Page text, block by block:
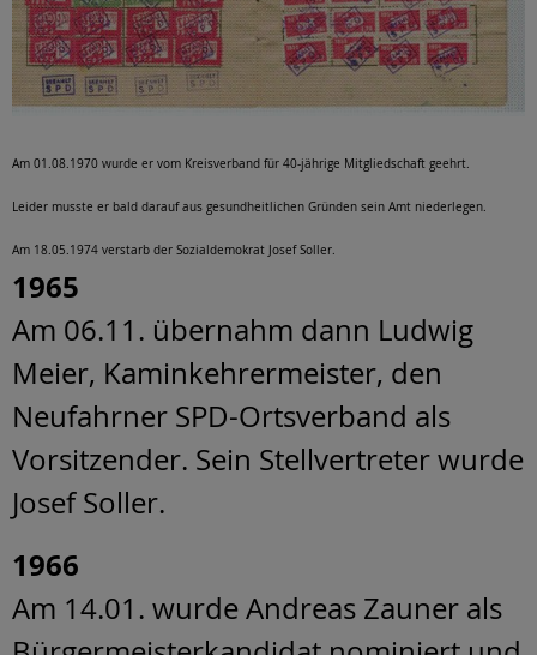
Am 01.08.1970 wurde er vom Kreisverband für 40-jährige Mitgliedschaft geehrt.
Leider musste er bald darauf aus gesundheitlichen Gründen sein Amt niederlegen.
Am 18.05.1974 verstarb der Sozialdemokrat Josef Soller.
1965
Am 06.11. übernahm dann Ludwig
Meier, Kaminkehrermeister, den
Neufahrner SPD-Ortsverband als
Vorsitzender. Sein Stellvertreter wurde
Josef Soller.
1966
Am 14.01. wurde Andreas Zauner als